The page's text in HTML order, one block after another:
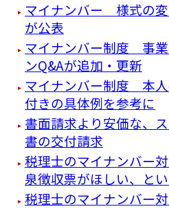
マイナンバー 様式の
が公表
マイナンバー制度 事
ンQ&Aが追加・更新
マイナンバー制度 本
付きの具体例を参考に
書面請求より安価な、
書の交付請求
税理士のマイナンバー
泉徴収票がほしい、と
税理士のマイナンバー